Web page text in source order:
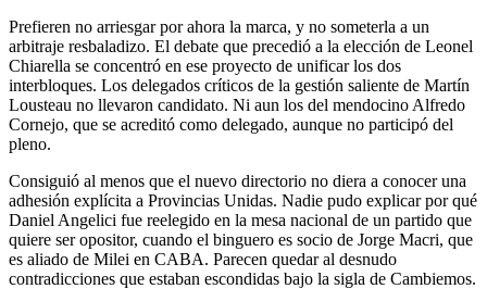
Prefieren no arriesgar por ahora la marca, y no someterla a un
arbitraje resbaladizo. El debate que precedió a la elección de Leonel
Chiarella se concentró en ese proyecto de unificar los dos
interbloques. Los delegados críticos de la gestión saliente de Martín
Lousteau no llevaron candidato. Ni aun los del mendocino Alfredo
Cornejo, que se acreditó como delegado, aunque no participó del
pleno.
Consiguió al menos que el nuevo directorio no diera a conocer una
adhesión explícita a Provincias Unidas. Nadie pudo explicar por qué
Daniel Angelici fue reelegido en la mesa nacional de un partido que
quiere ser opositor, cuando el binguero es socio de Jorge Macri, que
es aliado de Milei en CABA. Parecen quedar al desnudo
contradicciones que estaban escondidas bajo la sigla de Cambiemos.